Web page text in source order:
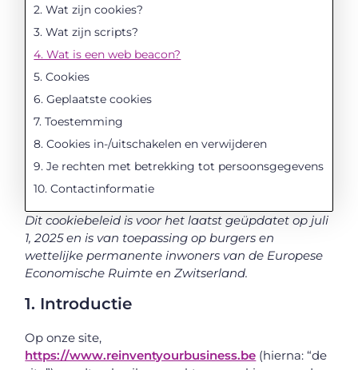
Dit cookiebeleid is voor het laatst geüpdatet op juli
1, 2025 en is van toepassing op burgers en
wettelijke permanente inwoners van de Europese
Economische Ruimte en Zwitserland.
1. Introductie
Op onze site,
https://www.reinventyourbusiness.be (hierna: “de
2. Wat zijn cookies?
3. Wat zijn scripts?
4. Wat is een web beacon?
5. Cookies
6. Geplaatste cookies
7. Toestemming
8. Cookies in-/uitschakelen en verwijderen
9. Je rechten met betrekking tot persoonsgegevens
10. Contactinformatie